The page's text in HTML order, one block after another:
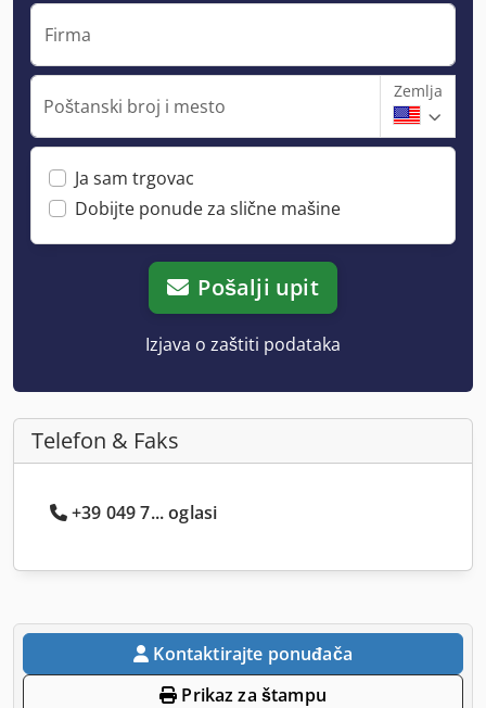
Firma
Poštanski broj i mesto
Zemlja
Ja sam trgovac
Dobijte ponude za slične mašine
Pošalji upit
Izjava o zaštiti podataka
Telefon & Faks
+39 049 7... oglasi
Kontaktirajte ponuđača
Prikaz za štampu